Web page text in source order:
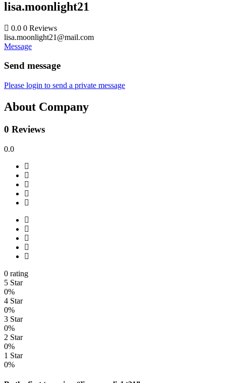
lisa.moonlight21
0.0 0 Reviews
lisa.moonlight21@mail.com
Message
Send message
Please login to send a private message
About Company
0 Reviews
0.0
0 rating
5 Star
0%
4 Star
0%
3 Star
0%
2 Star
0%
1 Star
0%